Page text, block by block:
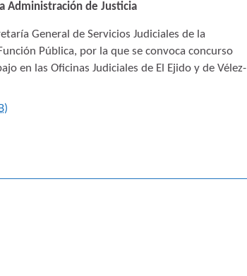
Administración de Justicia
General de Servicios Judiciales de la
Pública, por la que se convoca concurso
en las Oficinas Judiciales de El Ejido y de Vélez-
)